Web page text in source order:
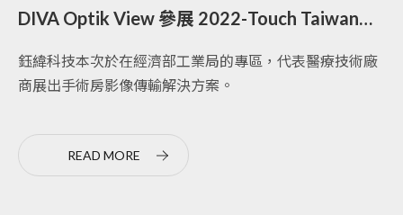
DIVA Optik View 參展 2022-Touch Taiwan智慧顯示展
鈺緯科技本次於在經濟部工業局的專區，代表醫療技術廠
商展出手術房影像傳輸解決方案。
READ MORE